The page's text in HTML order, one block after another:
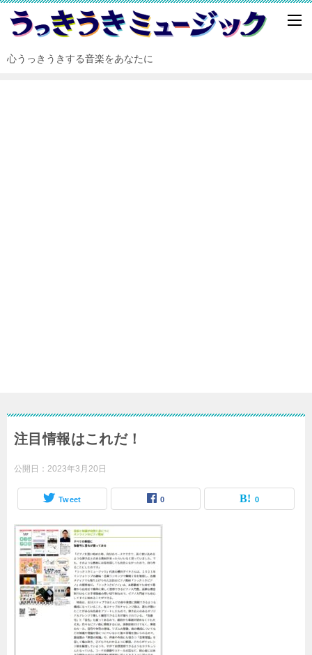
心うっきうきする音楽をあなたに
注目情報はこれだ！
公開日： 2023年3月20日
Tweet 0 0